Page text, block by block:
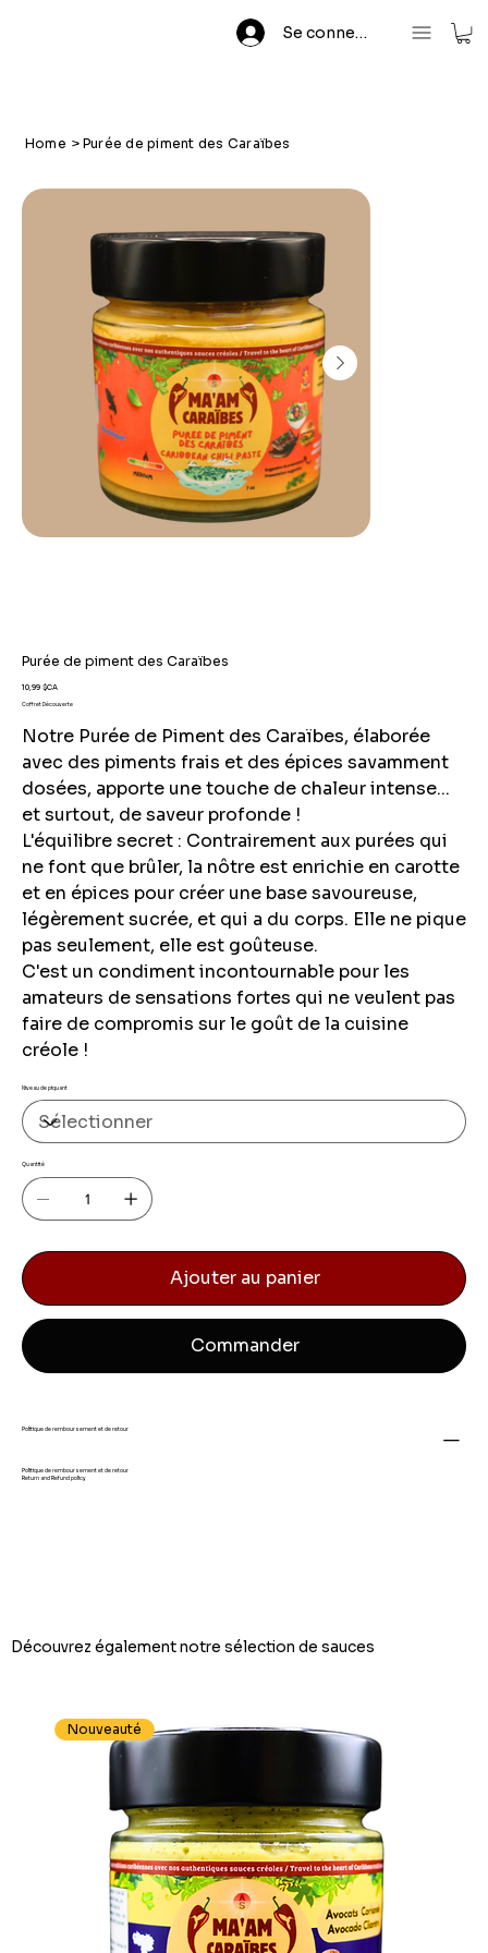
Se connecter
Home > Purée de piment des Caraïbes
Purée de piment des Caraïbes
Prix
10,99 $CA
Coffret Découverte
Notre Purée de Piment des Caraïbes, élaborée
avec des piments frais et des épices savamment
dosées, apporte une touche de chaleur intense...
et surtout, de saveur profonde !
L'équilibre secret : Contrairement aux purées qui
ne font que brûler, la nôtre est enrichie en carotte
et en épices pour créer une base savoureuse,
légèrement sucrée, et qui a du corps. Elle ne pique
pas seulement, elle est goûteuse.
C'est un condiment incontournable pour les
amateurs de sensations fortes qui ne veulent pas
faire de compromis sur le goût de la cuisine
créole !
Niveau de piquant
Quantité
Ajouter au panier
Commander
Politique de remboursement et de retour
Politique de remboursement et de retour
Return and Refund policy
Découvrez également notre sélection de sauces
Nouveauté